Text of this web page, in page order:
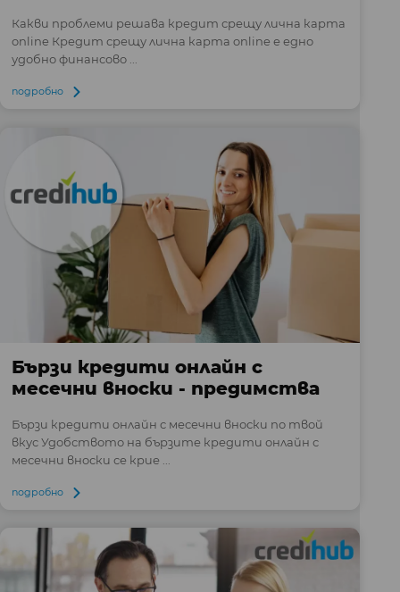
Какви проблеми решава кредит срещу лична карта
online Кредит срещу лична карта online е едно
удобно финансово ...
подробно
Бързи кредити онлайн с
месечни вноски - предимства
Бързи кредити онлайн с месечни вноски по твой
вкус Удобството на бързите кредити онлайн с
месечни вноски се крие ...
подробно